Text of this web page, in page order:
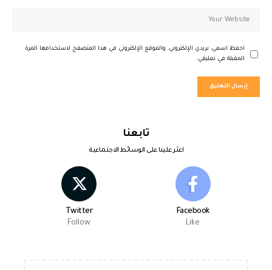
احفظ اسمي، بريدي الإلكتروني، والموقع الإلكتروني في هذا المتصفح لاستخدامها المرة
المقبلة في تعليقي.
تابعنا
اعثر علينا على الوسائط الاجتماعية
Facebook
Like
Twitter
Follow